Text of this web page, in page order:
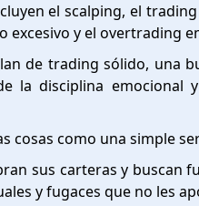
el scalping, el
excesivo y el overtrading
de trading sólido, una
la disciplina emocional
cosas como una simple
sus carteras y buscan
y fugaces que no les